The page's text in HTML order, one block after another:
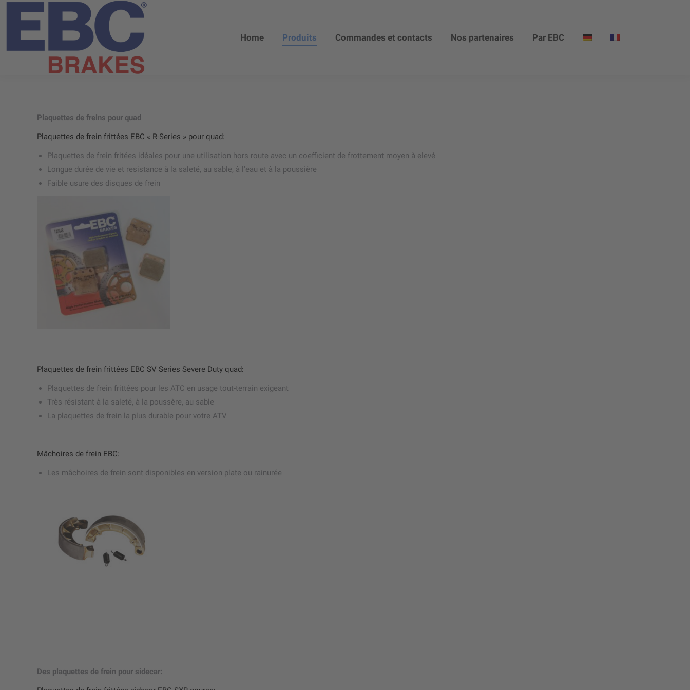
Home Produits Commandes et contacts Nos partenaires Par EBC
Plaquettes de freins pour quad
Plaquettes de frein frittées EBC « R-Series » pour quad:
Plaquettes de frein fritées idéales pour une utilisation hors route avec un coefficient de frottement moyen à elevé
Longue durée de vie et resistance à la saleté, au sable, à l’eau et à la poussière
Faible usure des disques de frein
Plaquettes de frein frittées EBC SV Series Severe Duty quad:
Plaquettes de frein frittées pour les ATC en usage tout-terrain exigeant
Très résistant à la saleté, à la poussère, au sable
La plaquettes de frein la plus durable pour votre ATV
Mâchoires de frein EBC:
Les mâchoires de frein sont disponibles en version plate ou rainurée
Des plaquettes de frein pour sidecar: